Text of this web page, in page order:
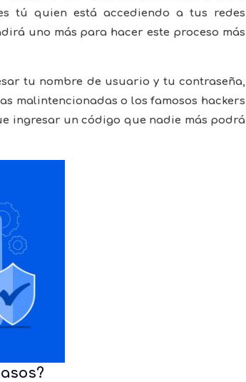
tú quien está accediendo a tus redes
uno más para hacer este proceso más
tu nombre de usuario y tu contraseña,
malintencionadas o los famosos hackers
ingresar un código que nadie más podrá